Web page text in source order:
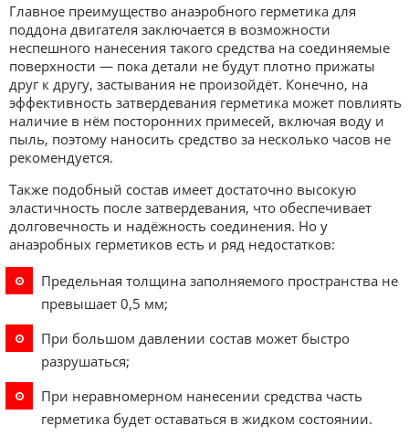
Главное преимущество анаэробного герметика для
поддона двигателя заключается в возможности
неспешного нанесения такого средства на соединяемые
поверхности — пока детали не будут плотно прижаты
друг к другу, застывания не произойдёт. Конечно, на
эффективность затвердевания герметика может повлиять
наличие в нём посторонних примесей, включая воду и
пыль, поэтому наносить средство за несколько часов не
рекомендуется.
Также подобный состав имеет достаточно высокую
эластичность после затвердевания, что обеспечивает
долговечность и надёжность соединения. Но у
анаэробных герметиков есть и ряд недостатков:
Предельная толщина заполняемого пространства не
превышает 0,5 мм;
При большом давлении состав может быстро
разрушаться;
При неравномерном нанесении средства часть
герметика будет оставаться в жидком состоянии.